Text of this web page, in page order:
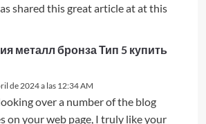
shared this great article at at this
металл бронза Тип 5 купить
de 2024 a las 12:34 AM
over a number of the blog
on your web page, I truly like your